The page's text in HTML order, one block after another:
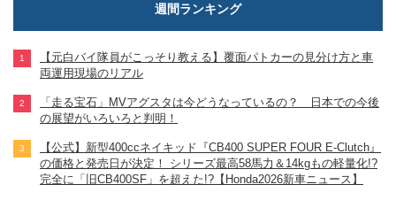
週間ランキング
【元白バイ隊員がこっそり教える】覆面パトカーの見分け方と車
両運用現場のリアル
「走る宝石」MVアグスタは今どうなっているの？ 日本での今後
の展望がいろいろと判明！
【公式】新型400ccネイキッド『CB400 SUPER FOUR E-Clutch』
の価格と発売日が決定！ シリーズ最高58馬力＆14kgもの軽量化!?
完全に「旧CB400SF」を超えた!?【Honda2026新車ニュース】